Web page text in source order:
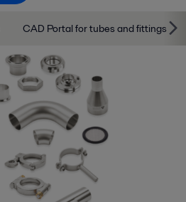
CAD Portal for tubes and fittings